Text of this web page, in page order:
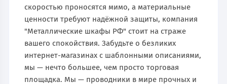
скоростью проносятся мимо, а материальные
ценности требуют надёжной защиты, компания
"Металлические шкафы РФ" стоит на страже
вашего спокойствия. Забудьте о безликих
интернет-магазинах с шаблонными описаниями,
мы — нечто большее, чем просто торговая
площадка. Мы — проводники в мире прочных и